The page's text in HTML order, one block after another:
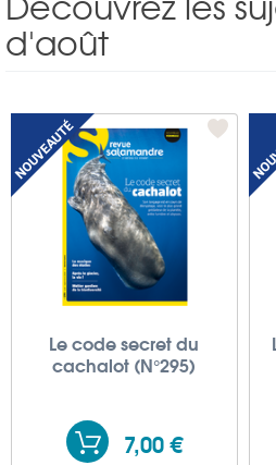
d'août
Le code secret du
cachalot (N°295)
7,00 €